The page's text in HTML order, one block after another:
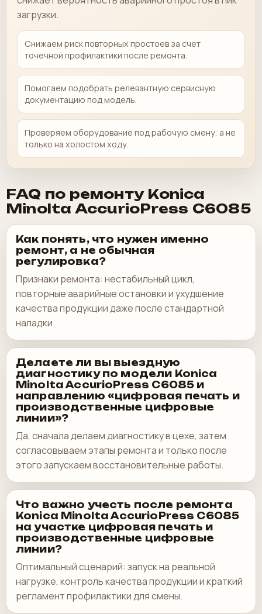
загрузки.
Снижаем риск повторных простоев за счет
точечной профилактики после ремонта.
Помогаем подобрать релевантную сервисную
документацию под модель.
Проверяем оборудование под рабочую смену, а не
только на холостом ходу.
FAQ по ремонту Konica
Minolta AccurioPress C6085
Как понять, что нужен именно
ремонт, а не обычная
регулировка?
Признаки ремонта: нестабильный цикл,
повторные аварийные остановки и ухудшение
качества продукции даже после стандартной
наладки.
Делаете ли вы выездную
диагностику по модели Konica
Minolta AccurioPress C6085 и
направлению «цифровая печать и
производственные цифровые
линии»?
Да, сначала делаем диагностику в цехе, затем
согласовываем этапы ремонта и только после
этого запускаем восстановительные работы.
Что важно учесть после ремонта
Konica Minolta AccurioPress C6085
на участке цифровая печать и
производственные цифровые
линии?
Оптимальный сценарий: запуск на реальной
нагрузке, контроль качества продукции и краткий
регламент профилактики для смены.